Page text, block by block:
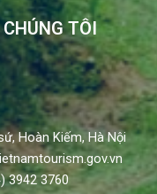
TÔI
Hoàn Kiếm, Hà Nội
3942 3760